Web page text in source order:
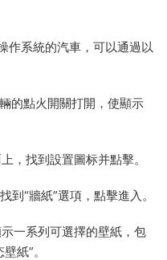
作系統的汽車，可以通過以
的點火開關打開，使顯示
，找到設置圖标并點擊。
到“牆紙”選項，點擊進入。
一系列可選擇的壁紙，包
紙”。